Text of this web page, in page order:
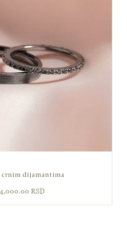
crnim dijamantima
RSD